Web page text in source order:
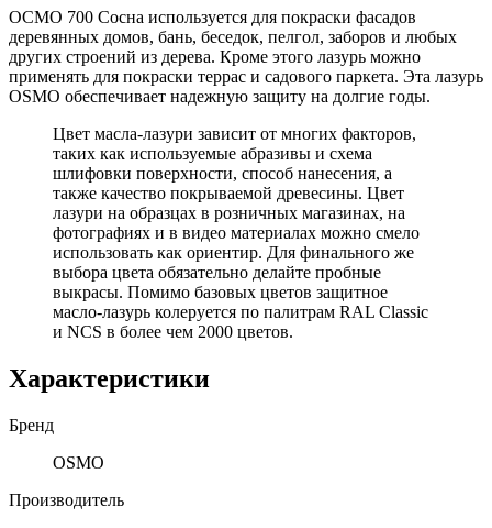
ОСМО 700 Сосна используется для покраски фасадов
деревянных домов, бань, беседок, пелгол, заборов и любых
других строений из дерева. Кроме этого лазурь можно
применять для покраски террас и садового паркета. Эта лазурь
OSMO обеспечивает надежную защиту на долгие годы.
Цвет масла-лазури зависит от многих факторов,
таких как используемые абразивы и схема
шлифовки поверхности, способ нанесения, а
также качество покрываемой древесины. Цвет
лазури на образцах в розничных магазинах, на
фотографиях и в видео материалах можно смело
использовать как ориентир. Для финального же
выбора цвета обязательно делайте пробные
выкрасы. Помимо базовых цветов защитное
масло-лазурь колеруется по палитрам RAL Classic
и NCS в более чем 2000 цветов.
Характеристики
Бренд
OSMO
Производитель